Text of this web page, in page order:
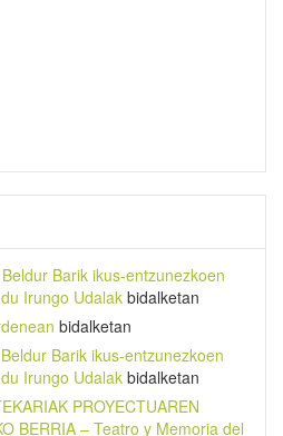
Beldur Barik ikus-entzunezkoen
Irungo Udalak bidalketan
bidalketan
Beldur Barik ikus-entzunezkoen
Irungo Udalak bidalketan
PROYECTUAREN
BERRIA – Teatro y Memoria del